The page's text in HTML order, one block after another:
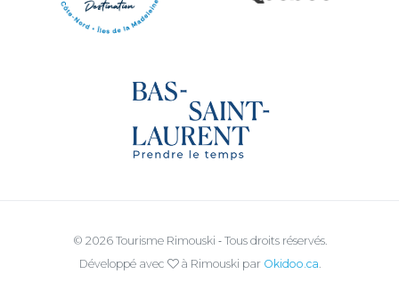
© 2026 Tourisme Rimouski ‐ Tous droits réservés.
Développé avec
à Rimouski par Okidoo.ca